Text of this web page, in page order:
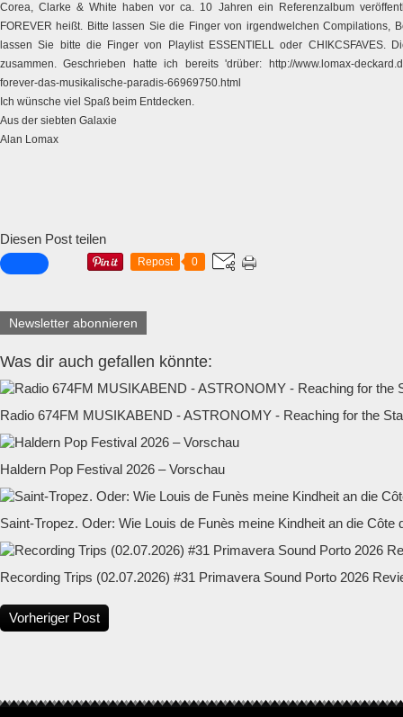
Corea, Clarke & White haben vor ca. 10 Jahren ein Referenzalbum
FOREVER heißt. Bitte lassen Sie die Finger von irgendwelchen Compilations,
lassen Sie bitte die Finger von Playlist ESSENTIELL oder CHIKCSFAVES.
zusammen. Geschrieben hatte ich bereits 'drüber:
http://www.lomax-
forever-das-musikalische-paradis-66969750.html
Ich wünsche viel Spaß beim Entdecken.
Aus der siebten Galaxie
Alan Lomax
Diesen Post teilen
Repost 0
Newsletter abonnieren
Was dir auch gefallen könnte:
Radio 674FM MUSIKABEND - ASTRONOMY - Reaching for the
Haldern Pop Festival 2026 – Vorschau
Saint-Tropez. Oder: Wie Louis de Funès meine Kindheit an die Côte
Recording Trips (02.07.2026) #31 Primavera Sound Porto 2026
Vorheriger Post